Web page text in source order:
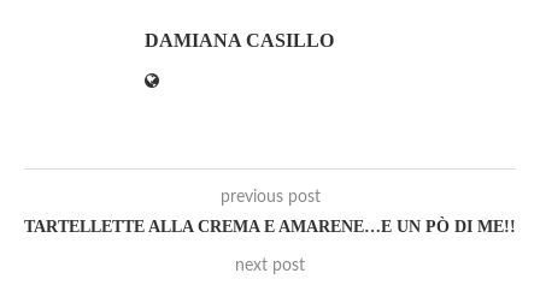
DAMIANA CASILLO
previous post
TARTELLETTE ALLA CREMA E AMARENE…E UN PÒ DI ME!!
next post